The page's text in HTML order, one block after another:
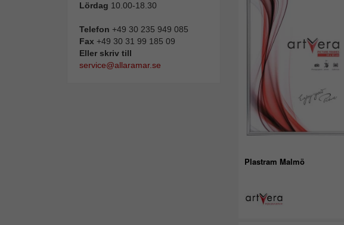
Lördag 10.00-18.30
Telefon +49 30 235 949 085
Fax +49 30 31 99 185 09
Eller skriv till
service@allaramar.se
Plastram Malmö